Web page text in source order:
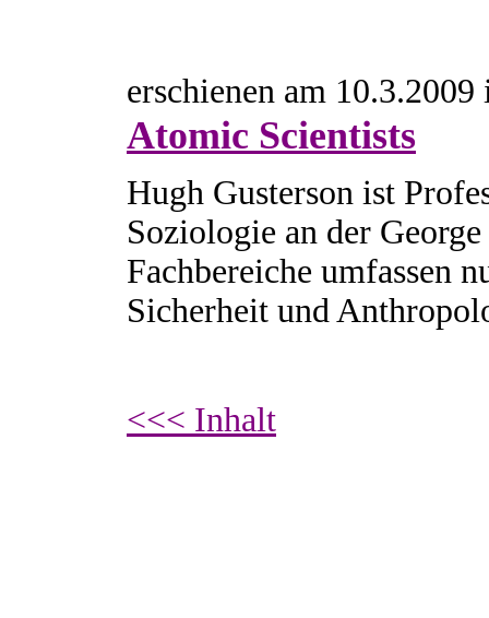
erschienen am
Atomic Scientists
Hugh Gusterson ist
Soziologie an der
Fachbereiche umfassen
Sicherheit und
<<< Inhalt